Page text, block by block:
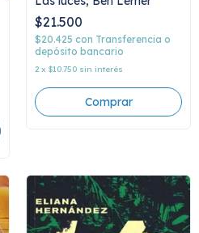
$21.500
$20.425 con Transferencia o
depósito bancario
2 x $10.750 sin interés